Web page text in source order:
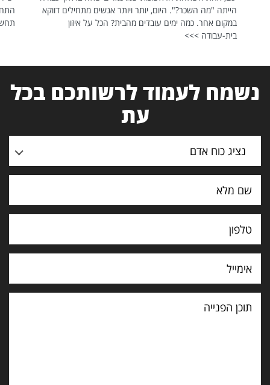
הייתה "מה השכר?". היום, יותר ויותר אנשים מתחילים דווקא
במקום אחר. כמה ימים עובדים מהבית? הכל על איזון
בית-עבודה >>>
נשמח לעמוד לרשותכם בכל
עת
נציג כוח אדם
תוכן
הפנייה